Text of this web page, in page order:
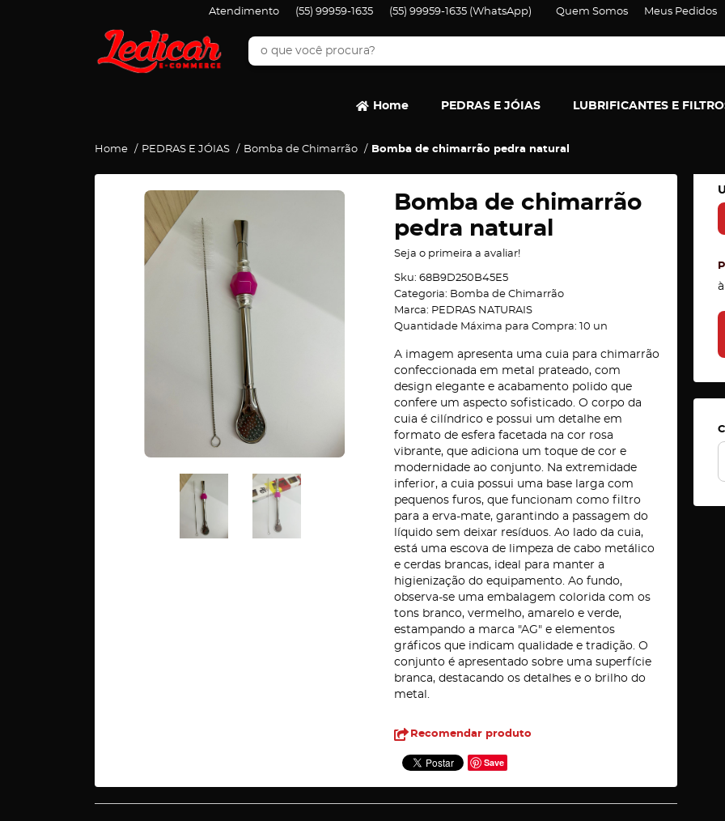
Quem Somos Meus Pedidos
Atendimento (55) 99959-1635 (55) 99959-1635 (WhatsApp)
Home PEDRAS E JÓIAS LUBRIFICANTES E
Home PEDRAS E JÓIAS Bomba de Chimarrão Bomba de chimarrão pedra natural
Bomba de chimarrão
pedra natural
Seja o primeira a avaliar!
Sku: 68B9D250B45E5
Categoria: Bomba de Chimarrão
Marca: PEDRAS NATURAIS
Quantidade Máxima para Compra: 10 un
A imagem apresenta uma cuia para chimarrão
confeccionada em metal prateado, com
design elegante e acabamento polido que
confere um aspecto sofisticado. O corpo da
cuia é cilíndrico e possui um detalhe em
formato de esfera facetada na cor rosa
vibrante, que adiciona um toque de cor e
modernidade ao conjunto. Na extremidade
inferior, a cuia possui uma base larga com
pequenos furos, que funcionam como filtro
para a erva-mate, garantindo a passagem do
líquido sem deixar resíduos. Ao lado da cuia,
está uma escova de limpeza de cabo metálico
e cerdas brancas, ideal para manter a
higienização do equipamento. Ao fundo,
observa-se uma embalagem colorida com os
tons branco, vermelho, amarelo e verde,
estampando a marca "AG" e elementos
gráficos que indicam qualidade e tradição. O
conjunto é apresentado sobre uma superfície
branca, destacando os detalhes e o brilho do
metal.
Recomendar produto
Save